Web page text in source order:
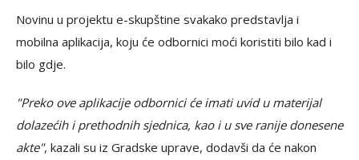
Novinu u projektu e-skupštine svakako predstavlja i
mobilna aplikacija, koju će odbornici moći koristiti bilo kad i
bilo gdje.
"Preko ove aplikacije odbornici će imati uvid u materijal
dolazećih i prethodnih sjednica, kao i u sve ranije donesene
akte", kazali su iz Gradske uprave, dodavši da će nakon